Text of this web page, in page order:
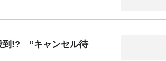
到!? “キャンセル待